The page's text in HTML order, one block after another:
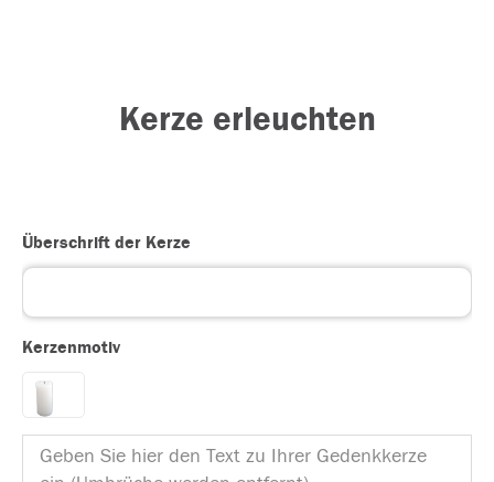
Kerze erleuchten
Überschrift der Kerze
Kerzenmotiv